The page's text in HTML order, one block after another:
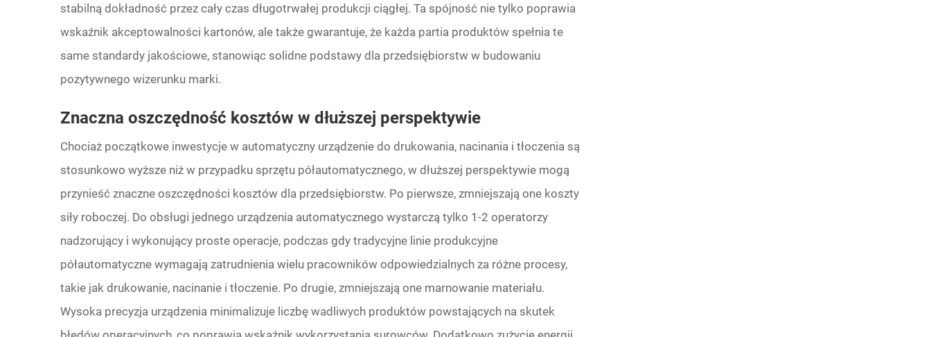
stabilną dokładność przez cały czas długotrwałej produkcji ciągłej. Ta spójność nie tylko poprawia
wskaźnik akceptowalności kartonów, ale także gwarantuje, że każda partia produktów spełnia te
same standardy jakościowe, stanowiąc solidne podstawy dla przedsiębiorstw w budowaniu
pozytywnego wizerunku marki.
Znaczna oszczędność kosztów w dłuższej perspektywie
Chociaż początkowe inwestycje w automatyczny urządzenie do drukowania, nacinania i tłoczenia są
stosunkowo wyższe niż w przypadku sprzętu półautomatycznego, w dłuższej perspektywie mogą
przynieść znaczne oszczędności kosztów dla przedsiębiorstw. Po pierwsze, zmniejszają one koszty
siły roboczej. Do obsługi jednego urządzenia automatycznego wystarczą tylko 1-2 operatorzy
nadzorujący i wykonujący proste operacje, podczas gdy tradycyjne linie produkcyjne
półautomatyczne wymagają zatrudnienia wielu pracowników odpowiedzialnych za różne procesy,
takie jak drukowanie, nacinanie i tłoczenie. Po drugie, zmniejszają one marnowanie materiału.
Wysoka precyzja urządzenia minimalizuje liczbę wadliwych produktów powstających na skutek